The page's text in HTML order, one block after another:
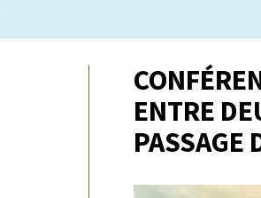
ENTRE
PASSAGE